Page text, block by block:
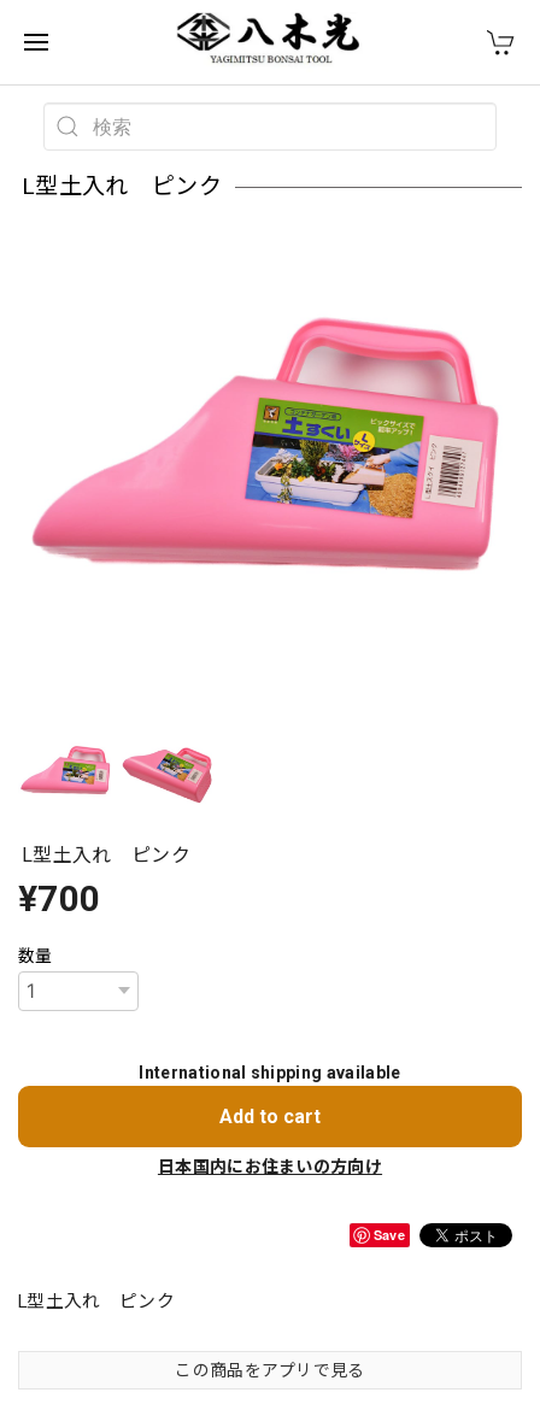
L型土入れ ピンク
L型土入れ ピンク
¥700
数量
International shipping available
Add to cart
日本国内にお住まいの方向け
Save
L型土入れ ピンク
この商品をアプリで見る